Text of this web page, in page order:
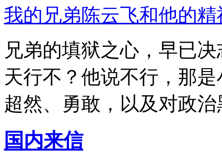
我的兄弟陈云飞和他的
兄弟的填狱之心，早已
天行不？他说不行，那
超然、勇敢，以及对政
国内来信